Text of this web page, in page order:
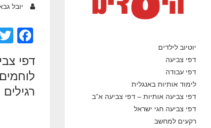
יוטיוב לילדים
דפי צביעה
דפי עבודה
לימוד אותיות באנגלית
דפי צביעה אותיות – דפי צביעה א”ב
דפי צביעה חגי ישראל
רקעים למחשב
יובל
F
c
e
b
דפי